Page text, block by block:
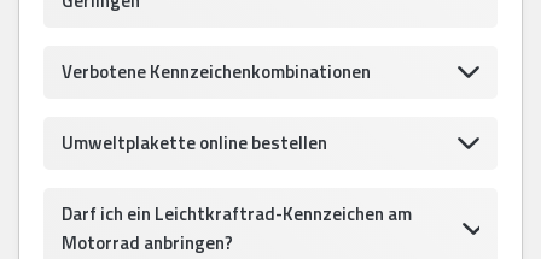
Verbotene Kennzeichenkombinationen
Umweltplakette online bestellen
Darf ich ein Leichtkraftrad-Kennzeichen am
Motorrad anbringen?